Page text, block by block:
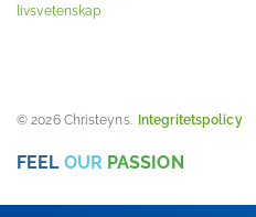
livsvetenskap
© 2026 Christeyns. Integritetspolicy
FEEL OUR PASSION